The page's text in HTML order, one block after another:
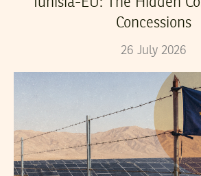
Concessions
26 July 2026